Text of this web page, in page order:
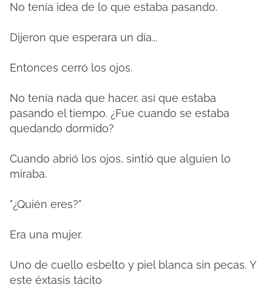
No tenía idea de lo que estaba pasando.
Dijeron que esperara un día...
Entonces cerró los ojos.
No tenía nada que hacer, así que estaba
pasando el tiempo. ¿Fue cuando se estaba
quedando dormido?
Cuando abrió los ojos, sintió que alguien lo
miraba.
"¿Quién eres?"
Era una mujer.
Uno de cuello esbelto y piel blanca sin pecas. Y
este éxtasis tácito